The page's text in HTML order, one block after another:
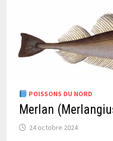
POISSONS DU NORD
Merlan
24 octobre 2024